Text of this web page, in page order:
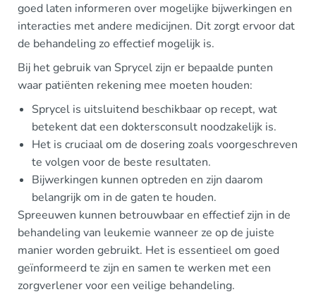
goed laten informeren over mogelijke bijwerkingen en
interacties met andere medicijnen. Dit zorgt ervoor dat
de behandeling zo effectief mogelijk is.
Bij het gebruik van Sprycel zijn er bepaalde punten
waar patiënten rekening mee moeten houden:
Sprycel is uitsluitend beschikbaar op recept, wat
betekent dat een doktersconsult noodzakelijk is.
Het is cruciaal om de dosering zoals voorgeschreven
te volgen voor de beste resultaten.
Bijwerkingen kunnen optreden en zijn daarom
belangrijk om in de gaten te houden.
Spreeuwen kunnen betrouwbaar en effectief zijn in de
behandeling van leukemie wanneer ze op de juiste
manier worden gebruikt. Het is essentieel om goed
geïnformeerd te zijn en samen te werken met een
zorgverlener voor een veilige behandeling.